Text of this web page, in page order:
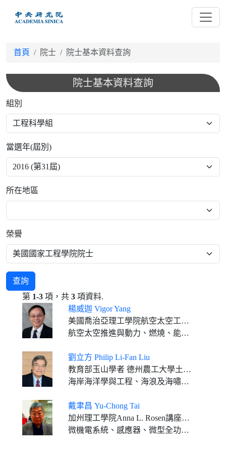
首頁 院士 院士基本資料查詢
院士基本資料查詢
組別
當選年(屆別)
所在地區
榮譽
查詢
第 1-3 項，共 3 項資料.
楊威迦 Vigor Yang
美國喬治亞理工學院航空太空工程學系 Ralph N. Read講座教授
航空太空推進與動力、燃燒、能量學、數據科學
劉立方 Philip Li-Fan Liu
教育部玉山學者 德州農工大學土木與環境工程系教授（2025年至今） 康乃爾大學Class of 1912工程教授 國立中央大學李國鼎講座教授 清華大學名譽教授
海岸海洋學與工程、海浪及海嘯力學
戴聿昌 Yu-Chong Tai
加州理工學院Anna L. Rosen講座敎授、電機及醫學工程系敎授
微機電系統、感應器、微型全功能分析系統、醫學元件及人體植入器